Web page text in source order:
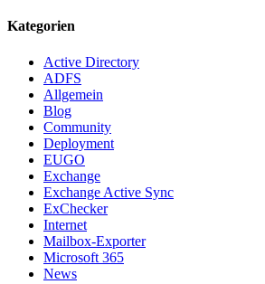
Kategorien
Active Directory
ADFS
Allgemein
Blog
Community
Deployment
EUGO
Exchange
Exchange Active Sync
ExChecker
Internet
Mailbox-Exporter
Microsoft 365
News